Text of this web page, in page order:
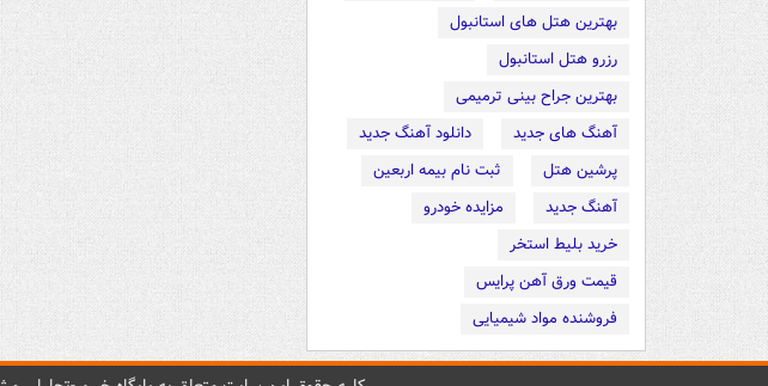
بهترین هتل های استانبول
رزرو هتل استانبول
بهترین جراح بینی ترمیمی
آهنگ های جدید
دانلود آهنگ جدید
پرشین هتل
ثبت نام بیمه اربعین
آهنگ جدید
مزایده خودرو
خرید بلیط استخر
قیمت ورق آهن پرایس
فروشنده مواد شیمیایی